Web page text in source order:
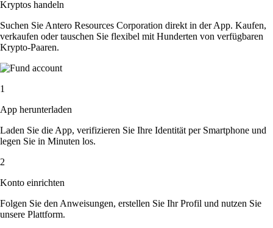
Kryptos handeln
Suchen Sie Antero Resources Corporation direkt in der App. Kaufen,
verkaufen oder tauschen Sie flexibel mit Hunderten von verfügbaren
Krypto-Paaren.
1
App herunterladen
Laden Sie die App, verifizieren Sie Ihre Identität per Smartphone und
legen Sie in Minuten los.
2
Konto einrichten
Folgen Sie den Anweisungen, erstellen Sie Ihr Profil und nutzen Sie
unsere Plattform.